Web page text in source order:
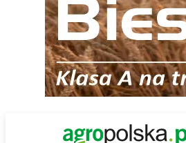
Main Logo